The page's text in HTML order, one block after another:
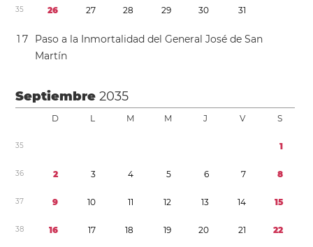
35 26 27 28 29 30 31
1 7
Paso a la Inmortalidad del General José de San
Martín
Septiembre2035
D L M M J V S
35 1
36 2 3 4 5 6 7 8
37 9 10 11 12 13 14 15
38 16 17 18 19 20 21 22